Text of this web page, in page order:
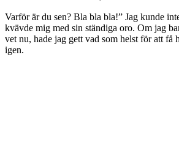
Varför är du sen? Bla bla bla!” Jag kunde
kvävde mig med sin ständiga oro. Om jag
vet nu, hade jag gett vad som helst för att få
igen.